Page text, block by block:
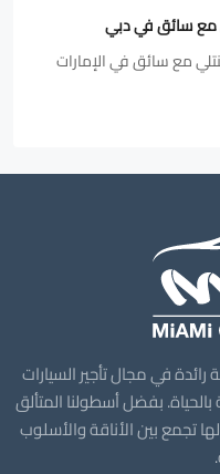
مع سائق في دبي
مع سائق في الإمارات
في مجال تأجير السيارات
بفضل أسطولنا المتألق
تجمع بين الأناقة والأسلوب